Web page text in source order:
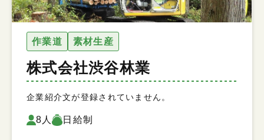
作業道 素材生産
株式会社渋谷林業
企業紹介文が登録されていません。
8人 日給制